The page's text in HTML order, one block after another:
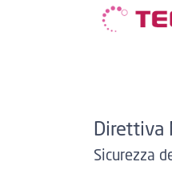
Direttiva
Sicurezza